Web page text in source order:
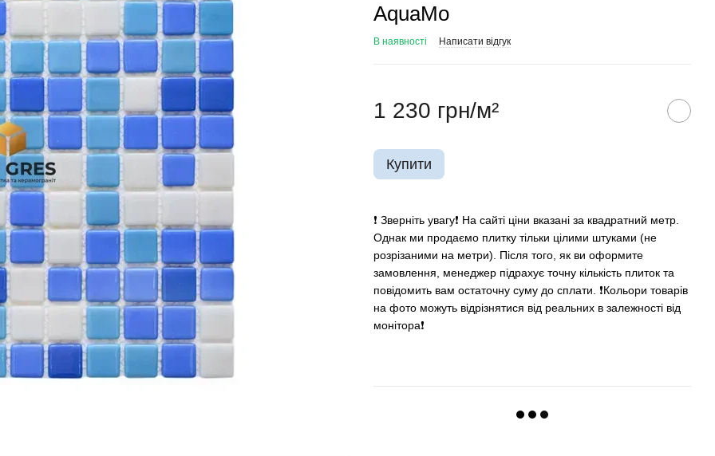
AquaMo
В наявності Написати відгук
1 230 грн/м²
Купити
❗️ Зверніть увагу❗️ На сайті ціни вказані за квадратний метр.
Однак ми продаємо плитку тільки цілими штуками (не
розрізаними на метри). Після того, як ви оформите
замовлення, менеджер підрахує точну кількість плиток та
повідомить вам остаточну суму до сплати. ❗Кольори товарів
на фото можуть відрізнятися від реальних в залежності від
монітора❗